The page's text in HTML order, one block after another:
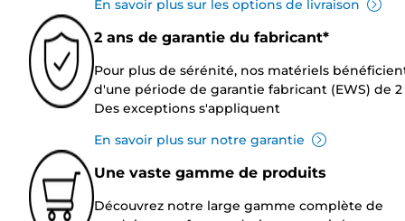
En savoir plus sur les options de livraison
2 ans de garantie du fabricant*
Pour plus de sérénité, nos matériels
d'une période de garantie fabricant (EWS) de 2
Des exceptions s'appliquent
En savoir plus sur notre garantie
Une vaste gamme de produits
Découvrez notre large gamme complète de